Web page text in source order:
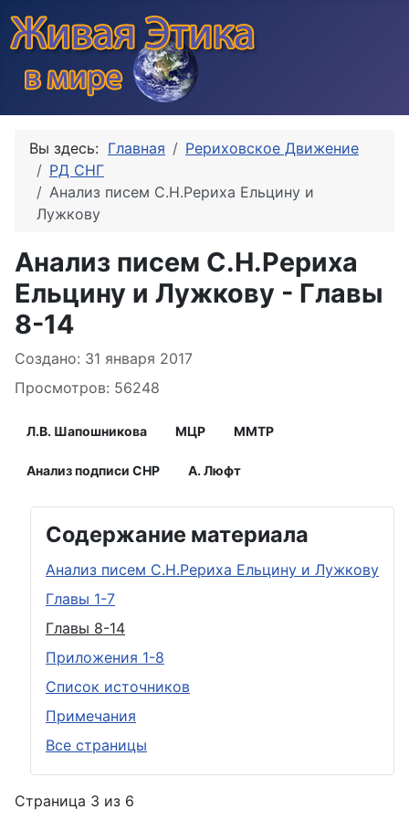
Вы здесь: Главная
Рериховское Движение
РД СНГ
Анализ писем С.Н.Рериха Ельцину и
Лужкову
Анализ писем С.Н.Рериха
Ельцину и Лужкову - Главы
8-14
Информация о материале
Создано: 31 января 2017
Просмотров: 56248
Л.В. Шапошникова МЦР ММТР
Анализ подписи СНР А. Люфт
Содержание материала
Анализ писем С.Н.Рериха Ельцину и Лужкову
Главы 1-7
Главы 8-14
Приложения 1-8
Список источников
Примечания
Все страницы
Страница 3 из 6